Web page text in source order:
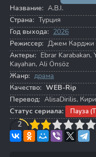
Название: A.B.I.
Страна: Турция
Год выхода: 2026
Режиссер: Джем Карджи
Актеры: Ebrar Karabakan,
Kayahan, Ali Önsöz
Жанр: драма
Качество: WEB-Rip
Перевод: AlisaDirilis,
Статус сериала:
Пауза
2
4 5 6 7 8 9 10